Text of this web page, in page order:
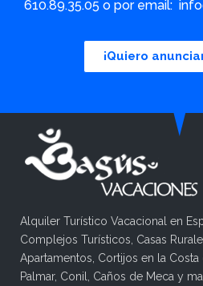
610.89.35.05 o por email:
¡Quiero
Alquiler Turístico Vacacional en
Complejos Turísticos, Casas
Apartamentos, Cortijos en la Costa
Palmar, Conil, Caños de Meca y